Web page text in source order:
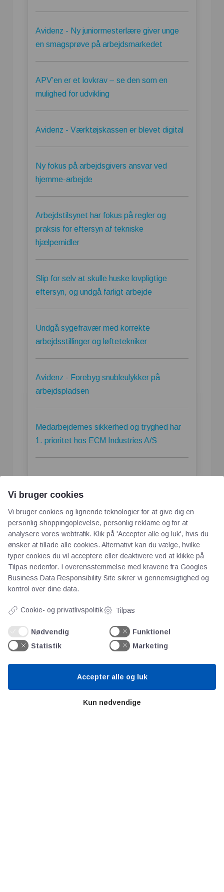
Avidenz - Ny juniormesterlære giver unge
en smagsprøve på arbejdsmarkedet
APV’en er et lovkrav – se den som en
mulighed for udvikling
Avidenz - Værktøjskassen er blevet digital
Ny fokus på arbejdsgivers ansvar ved
hjemme-arbejde
Arbejdstilsynet har fokus på regler og
praksis for eftersyn af tekniske
hjælpemidler
Slip for selv at skulle huske lovpligtige
eftersyn, og undgå farligt arbejde
Undgå sygefravær med korrekte
arbejdsstillinger og løftetekniker
Avidenz - Forebyg snubleulykker på
arbejdspladsen
Medarbejdernes sikkerhed og tryghed har
1. prioritet hos ECM Industries A/S
AOT
Om os
Priser
Vi bruger cookies
Vi bruger cookies og lignende teknologier for at give dig en
personlig shoppingoplevelse, personlig reklame og for at
analysere vores webtrafik. Klik på 'Accepter alle og luk', hvis du
ønsker at tillade alle cookies. Alternativt kan du vælge, hvilke
typer cookies du vil acceptere eller deaktivere ved at klikke på
Tilpas nedenfor. I overensstemmelse med kravene fra Googles
Business Data Responsibility Site sikrer vi gennemsigtighed og
kontrol over dine data.
Cookie- og privatlivspolitik Tilpas
Nødvendig
Funktionel
Statistik
Marketing
Kun nødvendige
Accepter alle og luk